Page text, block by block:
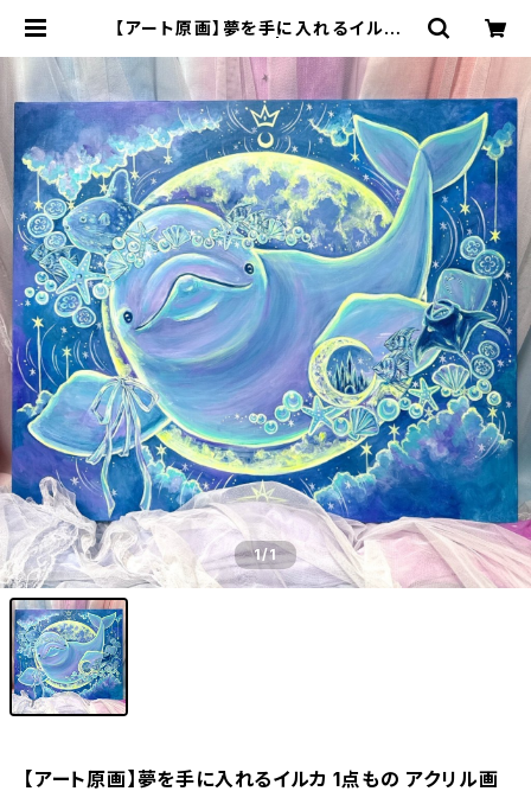
【アート原画】夢を手に入れるイルカ 1
1/1
【アート原画】夢を手に入れるイルカ 1点もの アクリル画